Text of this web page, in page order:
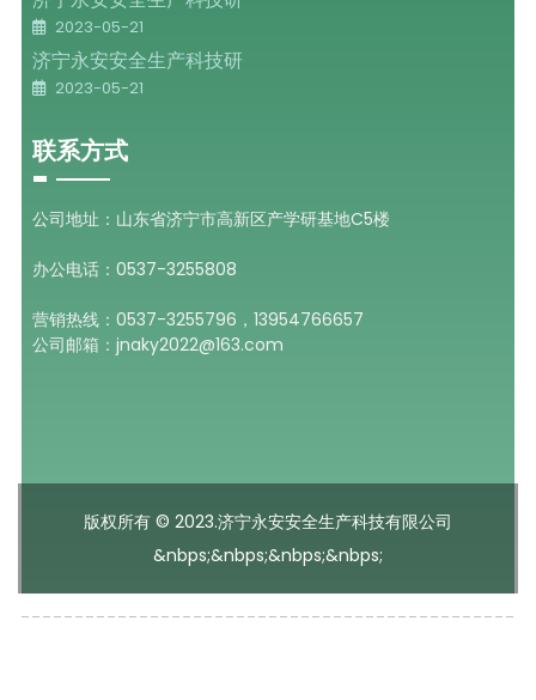
2023-05-21
济宁永安安全生产科技研
2023-05-21
联系方式
公司地址：山东省济宁市高新区产学研基地C5楼
办公电话：0537-3255808
营销热线：0537-3255796，13954766657
公司邮箱：jnaky2022@163.com
版权所有 © 2023.济宁永安安全生产科技有限公司
&nbps;&nbps;&nbps;&nbps;